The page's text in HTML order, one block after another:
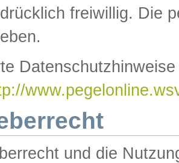
freiwillig. Die
und die